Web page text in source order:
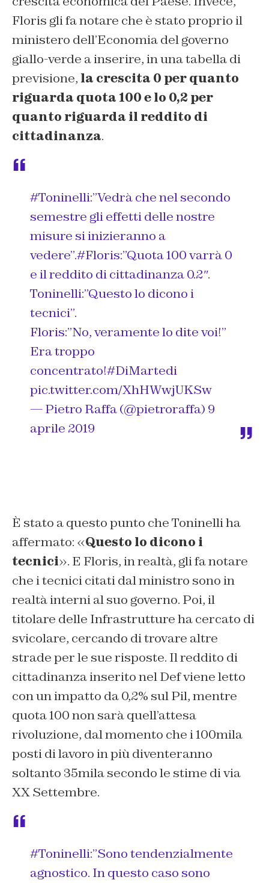
Floris gli fa notare che è stato proprio il
ministero dell’Economia del governo
giallo-verde a inserire, in una tabella di
previsione, la crescita 0 per quanto
riguarda quota 100 e lo 0,2 per
quanto riguarda il reddito di
cittadinanza.
#Toninelli:”Vedrà che nel secondo
semestre gli effetti delle nostre
misure si inizieranno a
vedere”.#Floris:”Quota 100 varrà 0
e il reddito di cittadinanza 0.2″.
Toninelli:”Questo lo dicono i
tecnici”.
Floris:”No, veramente lo dite voi!”
Era troppo
concentrato!#DiMartedi
pic.twitter.com/XhHWwjUKSw
— Pietro Raffa (@pietroraffa) 9
aprile 2019
È stato a questo punto che Toninelli ha
affermato: «Questo lo dicono i
tecnici». E Floris, in realtà, gli fa notare
che i tecnici citati dal ministro sono in
realtà interni al suo governo. Poi, il
titolare delle Infrastrutture ha cercato di
svicolare, cercando di trovare altre
strade per le sue risposte. Il reddito di
cittadinanza inserito nel Def viene letto
con un impatto da 0,2% sul Pil, mentre
quota 100 non sarà quell’attesa
rivoluzione, dal momento che i 100mila
posti di lavoro in più diventeranno
soltanto 35mila secondo le stime di via
XX Settembre.
#Toninelli:”Sono tendenzialmente
agnostico. In questo caso sono